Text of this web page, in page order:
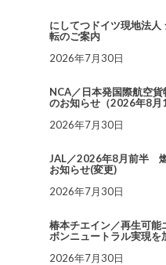
にしてつドイツ現地法人
転のご案内
2026年7月30日
NCA／日本発国際航空
のお知らせ（2026年8月
2026年7月30日
JAL／2026年8月前半
お知らせ(変更)
2026年7月30日
椿本チエイン／再生可能
ボンニュートラル実現を
2026年7月30日